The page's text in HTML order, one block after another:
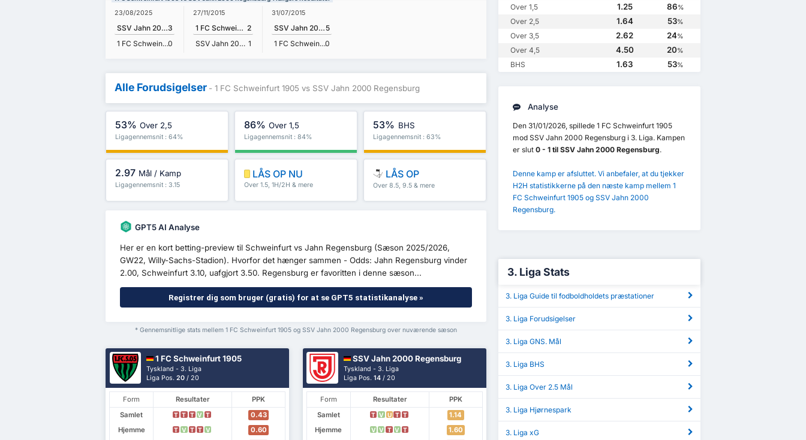
23/08/2025
SSV Jahn 2000 Regensburg3
1 FC Schweinfurt 19050
27/11/2015
1 FC Schweinfurt 1905 2
SSV Jahn 2000 Regensburg 1
31/07/2015
SSV Jahn 2000 Regensburg5
1 FC Schweinfurt 19050
Alle Forudsigelser - 1 FC Schweinfurt 1905 vs SSV Jahn 2000 Regensburg
53% Over 2,5
Ligagennemsnit : 64%
86% Over 1,5
Ligagennemsnit : 84%
53% BHS
Ligagennemsnit : 63%
2.97 Mål / Kamp
Ligagennemsnit : 3.15
LÅS OP NU
Over 1.5, 1H/2H & mere
LÅS OP
Over 8.5, 9.5 & mere
GPT5 AI Analyse
Her er en kort betting-preview til Schweinfurt vs Jahn Regensburg (Sæson 2025/2026,
GW22, Willy-Sachs-Stadion). Hvorfor det hænger sammen - Odds: Jahn Regensburg vinder
2.00, Schweinfurt 3.10, uafgjort 3.50. Regensburg er favoritten i denne sæson...
Registrer dig som bruger (gratis) for at se GPT5 statistikanalyse »
* Gennemsnitlige stats mellem 1 FC Schweinfurt 1905 og SSV Jahn 2000 Regensburg over nuværende sæson
1 FC Schweinfurt 1905
Tyskland - 3. Liga
Liga Pos.20 / 20
Form Resultater
PPK
Samlet
T T T V T
0.43
Hjemme
T V T T V
0.60
SSV Jahn 2000 Regensburg
Tyskland - 3. Liga
Liga Pos.14 / 20
Form Resultater
PPK
Samlet
T V U T T
1.14
Hjemme
V V T V T
1.60
Over 1,5 1.25 86%
Over 2,5 1.64 53%
Over 3,5 2.62 24%
Over 4,5 4.50 20%
BHS 1.63 53%
Analyse
Den 31/01/2026, spillede 1 FC Schweinfurt 1905
mod SSV Jahn 2000 Regensburg i 3. Liga. Kampen
er slut 0 - 1 til SSV Jahn 2000 Regensburg.
Denne kamp er afsluttet. Vi anbefaler, at du tjekker
H2H statistikkerne på den næste kamp mellem 1
FC Schweinfurt 1905 og SSV Jahn 2000
Regensburg.
3. Liga Stats
3. Liga Guide til fodboldholdets præstationer
3. Liga Forudsigelser
3. Liga GNS. Mål
3. Liga BHS
3. Liga Over 2.5 Mål
3. Liga Hjørnespark
3. Liga xG